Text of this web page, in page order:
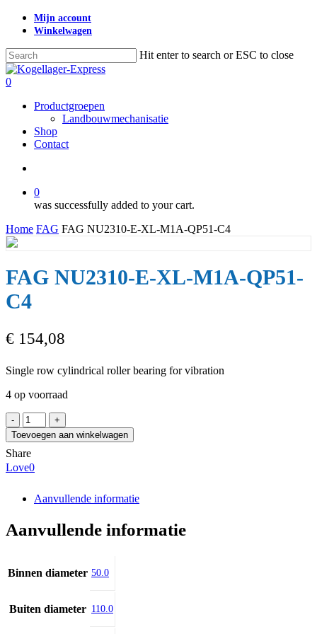
Skip
content
Mijn account
Winkelwagen
Hit enter to search or ESC to close
Close
Search
search
0
Productgroepen
Landbouwmechanisatie
Shop
Contact
0
was successfully added to your cart.
Home FAG FAG NU2310-E-XL-M1A-QP51-C4
FAG NU2310-E-XL-M1A-QP51-
C4
€ 154,08
Single row cylindrical roller bearing for vibration
4 op voorraad
FAG
NU2310-
E-
XL-
M1A-
aantal
Toevoegen aan winkelwagen
Share
Love0
Aanvullende informatie
Aanvullende informatie
Binnen diameter 50.0
Buiten diameter 110.0